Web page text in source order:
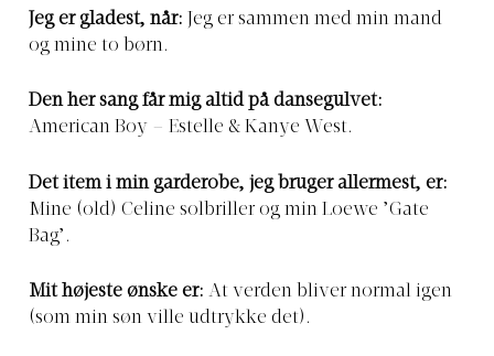
Jeg er gladest, når:
Jeg er sammen med min mand
og mine to børn.
Den her sang får mig altid på dansegulvet:
American Boy – Estelle & Kanye West.
Det item i min garderobe, jeg bruger allermest, er:
Mine (old) Celine solbriller og min Loewe ’Gate
Bag’.
Mit højeste ønske er: At verden bliver normal igen
(som min søn ville udtrykke det).